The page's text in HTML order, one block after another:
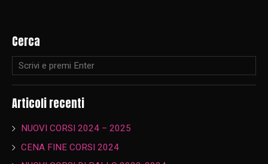
Cerca
Articoli recenti
NUOVI CORSI 2024 – 2025
CENA FINE CORSI 2024